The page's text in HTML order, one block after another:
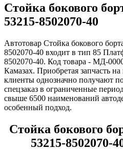
Стойка бокового
53215-8502070-40
Автотовар Стойка бокового
8502070-40 входит в тип 85
8502070-40. Код товара - МД-
Камазах. Приобретая запчасть
клиенты однозначно получают
спецзаказ в ограниченные
свыше 6500 наименований
особенный подход.
Стойка бокового
53215-8502070-